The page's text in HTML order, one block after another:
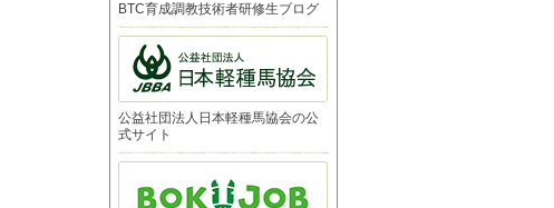
BTC育成調教技術者研修生ブログ
公益社団法人日本軽種馬協会の公
式サイト